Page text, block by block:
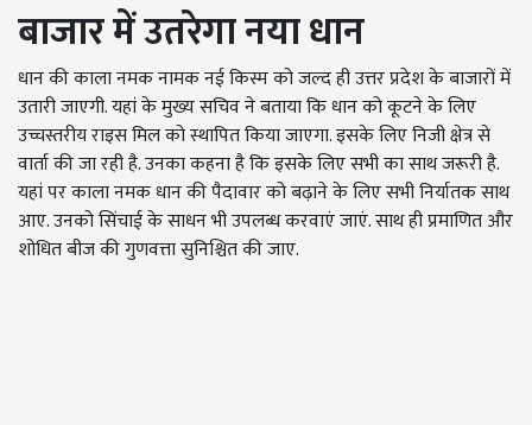
बाजार में उतरेगा नया धान
धान की काला नमक नामक नई किस्म को जल्द ही उत्तर प्रदेश के बाजारों में
उतारी जाएगी. यहां के मुख्य सचिव ने बताया कि धान को कूटने के लिए
उच्चस्तरीय राइस मिल को स्थापित किया जाएगा. इसके लिए निजी क्षेत्र से
वार्ता की जा रही है. उनका कहना है कि इसके लिए सभी का साथ जरूरी है.
यहां पर काला नमक धान की पैदावार को बढ़ाने के लिए सभी निर्यातक साथ
आए. उनको सिंचाई के साधन भी उपलब्ध करवाएं जाएं. साथ ही प्रमाणित और
शोधित बीज की गुणवत्ता सुनिश्चित की जाए.